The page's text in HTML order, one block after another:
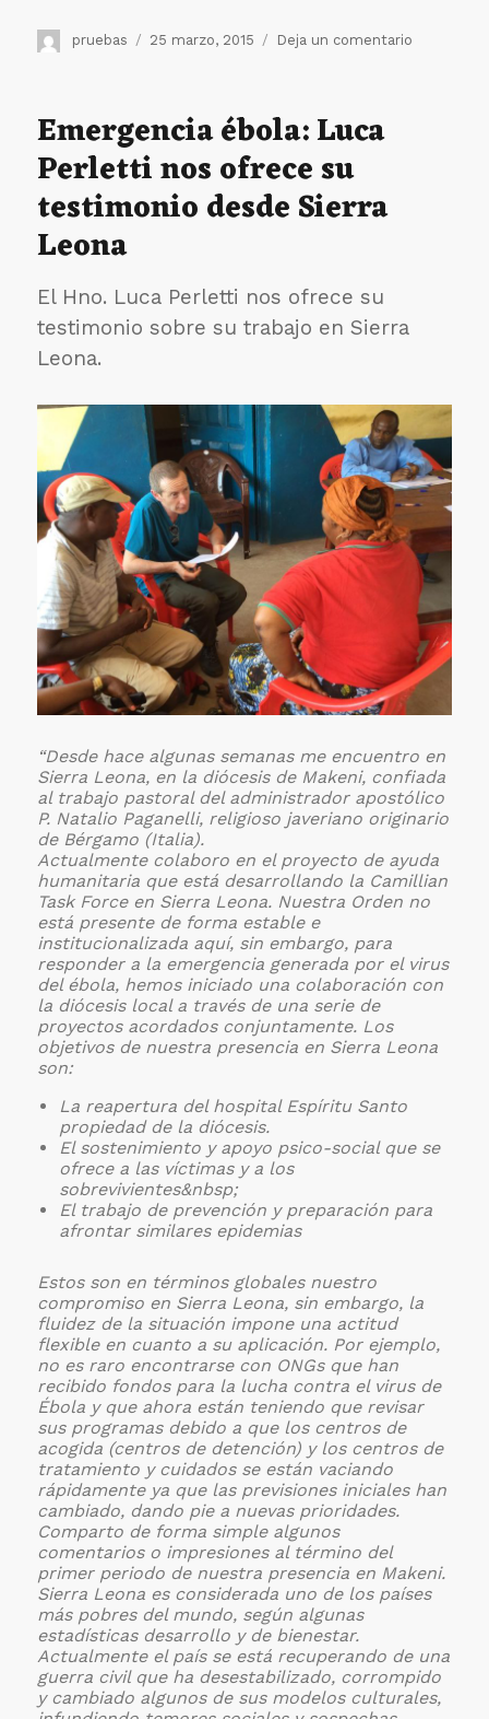
Autor
pruebas
Publicado
25 marzo, 2015 Deja un comentario
Emergencia ébola: Luca
Perletti nos ofrece su
testimonio desde Sierra
Leona
El Hno. Luca Perletti nos ofrece su
testimonio sobre su trabajo en Sierra
Leona.
“Desde hace algunas semanas me encuentro en
Sierra Leona, en la diócesis de Makeni, confiada
al trabajo pastoral del administrador apostólico
P. Natalio Paganelli, religioso javeriano originario
de Bérgamo (Italia).
Actualmente colaboro en el proyecto de ayuda
humanitaria que está desarrollando la Camillian
Task Force en Sierra Leona. Nuestra Orden no
está presente de forma estable e
institucionalizada aquí, sin embargo, para
responder a la emergencia generada por el virus
del ébola, hemos iniciado una colaboración con
la diócesis local a través de una serie de
proyectos acordados conjuntamente. Los
objetivos de nuestra presencia en Sierra Leona
son:
La reapertura del hospital Espíritu Santo
propiedad de la diócesis.
El sostenimiento y apoyo psico-social que se
ofrece a las víctimas y a los
sobrevivientes&nbsp;
El trabajo de prevención y preparación para
afrontar similares epidemias
Estos son en términos globales nuestro
compromiso en Sierra Leona, sin embargo, la
fluidez de la situación impone una actitud
flexible en cuanto a su aplicación. Por ejemplo,
no es raro encontrarse con ONGs que han
recibido fondos para la lucha contra el virus de
Ébola y que ahora están teniendo que revisar
sus programas debido a que los centros de
acogida (centros de detención) y los centros de
tratamiento y cuidados se están vaciando
rápidamente ya que las previsiones iniciales han
cambiado, dando pie a nuevas prioridades.
Comparto de forma simple algunos
comentarios o impresiones al término del
primer periodo de nuestra presencia en Makeni.
Sierra Leona es considerada uno de los países
más pobres del mundo, según algunas
estadísticas desarrollo y de bienestar.
Actualmente el país se está recuperando de una
guerra civil que ha desestabilizado, corrompido
y cambiado algunos de sus modelos culturales,